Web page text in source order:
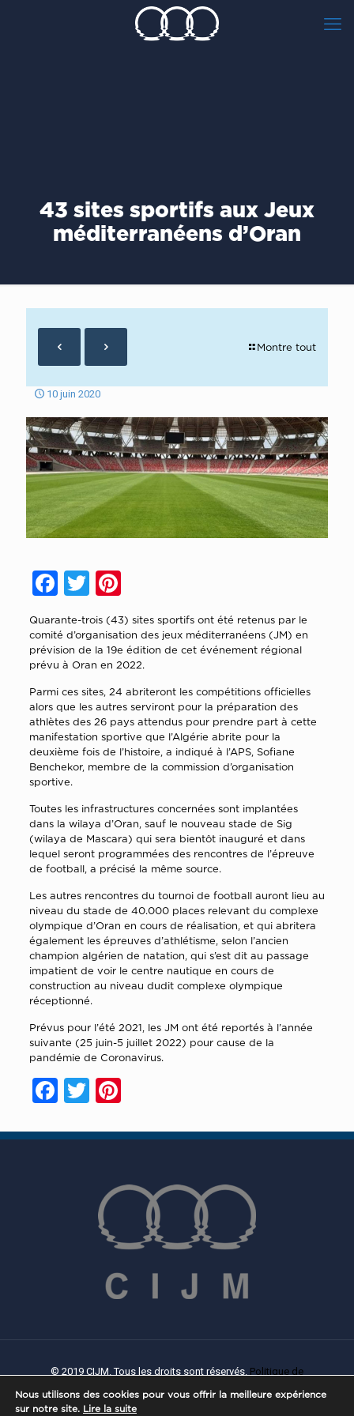
43 sites sportifs aux Jeux
méditerranéens d’Oran
Montre tout
10 juin 2020
Facebook
TwitterPinterest
Quarante-trois (43) sites sportifs ont été retenus par le
comité d’organisation des jeux méditerranéens (JM) en
prévision de la 19e édition de cet événement régional
prévu à Oran en 2022.
Parmi ces sites, 24 abriteront les compétitions officielles
alors que les autres serviront pour la préparation des
athlètes des 26 pays attendus pour prendre part à cette
manifestation sportive que l’Algérie abrite pour la
deuxième fois de l’histoire, a indiqué à l’APS, Sofiane
Benchekor, membre de la commission d’organisation
sportive.
Toutes les infrastructures concernées sont implantées
dans la wilaya d’Oran, sauf le nouveau stade de Sig
(wilaya de Mascara) qui sera bientôt inauguré et dans
lequel seront programmées des rencontres de l’épreuve
de football, a précisé la même source.
Les autres rencontres du tournoi de football auront lieu au
niveau du stade de 40.000 places relevant du complexe
olympique d’Oran en cours de réalisation, et qui abritera
également les épreuves d’athlétisme, selon l’ancien
champion algérien de natation, qui s’est dit au passage
impatient de voir le centre nautique en cours de
construction au niveau dudit complexe olympique
réceptionné.
Prévus pour l’été 2021, les JM ont été reportés à l’année
suivante (25 juin-5 juillet 2022) pour cause de la
pandémie de Coronavirus.
Facebook
TwitterPinterest
© 2019 CIJM. Tous les droits sont réservés. Politique de
Nous utilisons des cookies pour vous offrir la meilleure expérience
sur notre site. Lire la suite